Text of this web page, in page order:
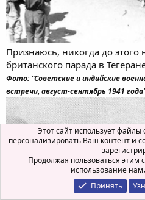
Признаюсь, никогда до этого
британского парада в
Фото: “Советские и индийские
встречи, август-сентябрь 1941
Этот сайт использует
персонализировать Ваш контент и
Продолжая пользоваться этим
использование
Принять